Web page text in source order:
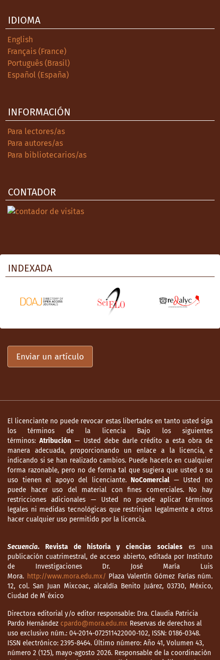
IDIOMA
English
Français (France)
Português (Brasil)
Español (España)
INFORMACIÓN
Para lectores/as
Para autores/as
Para bibliotecarios/as
CONTADOR
INDEXADA
Enviar un artículo
El licenciante no puede revocar estas libertades en tanto usted siga
los términos de la licencia Bajo los siguientes
términos: Atribución — Usted debe darle crédito a esta obra de
manera adecuada, proporcionando un enlace a la licencia, e
indicando si se han realizado cambios. Puede hacerlo en cualquier
forma razonable, pero no de forma tal que sugiera que usted o su
uso tienen el apoyo del licenciante.NoComercial — Usted no
puede hacer uso del material con fines comerciales. No hay
restricciones adicionales — Usted no puede aplicar términos
legales ni medidas tecnológicas que restrinjan legalmente a otros
hacer cualquier uso permitido por la licencia.
Secuencia. Revista de historia y ciencias socialeses una
publicación cuatrimestral, de acceso abierto, editada por Instituto
de Investigaciones Dr. José María Luis
Mora. http://www.mora.edu.mx/ Plaza Valentín Gómez Farías núm.
12, col. San Juan Mixcoac, alcaldía Benito Juárez, 03730, México,
Ciudad de M¨éxico
Directora editorial y/o editor responsable: Dra. Claudia Patricia
Pardo Hernández cpardo@mora.edu.mx Reservas de derechos al
uso exclusivo núm.: 04-2014-072511422000-102, ISSN: 0186-0348.
ISSN electrónico: 2395-8464. Último número: Año 41, Volumen 43,
número 2 (125), mayo-agosto 2026. Responsable de la coordinación